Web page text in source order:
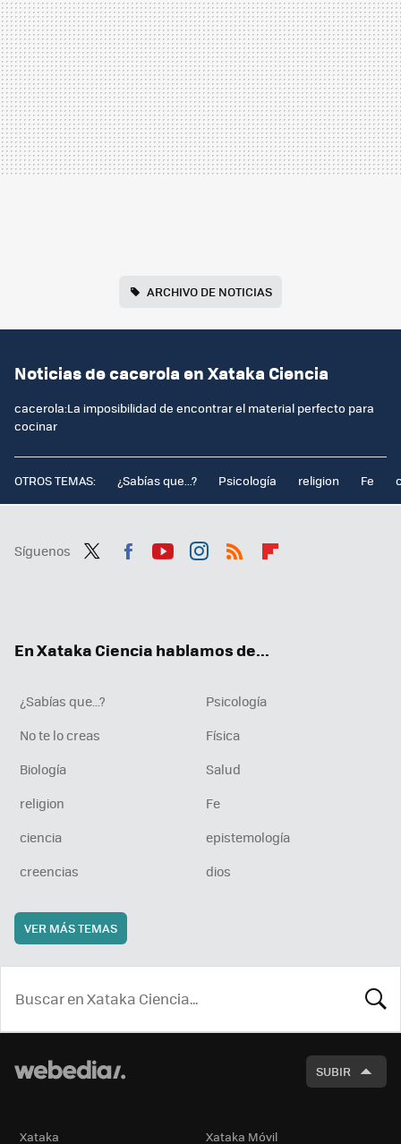
ARCHIVO DE NOTICIAS
Noticias de cacerola en Xataka Ciencia
cacerola:La imposibilidad de encontrar el material perfecto para
cocinar
OTROS TEMAS: ¿Sabías que...? Psicología religion Fe
Síguenos
En Xataka Ciencia hablamos de...
¿Sabías que...?
Psicología
No te lo creas
Física
Biología
Salud
religion
Fe
ciencia
epistemología
creencias
dios
VER MÁS TEMAS
SUBIR
Xataka Xataka Móvil